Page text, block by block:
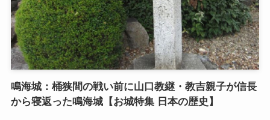
鳴海城：桶狭間の戦い前に山口教継・教吉親子が信長
から寝返った鳴海城【お城特集 日本の歴史】